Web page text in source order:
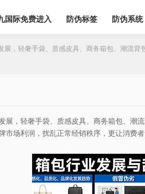
国际免费进入 防伪标签 防伪系统
轻奢手袋、质感皮具、商务箱包、潮流背
，轻奢手袋、质感皮具、商务箱包、潮
场利润，扰乱正常经销秩序，更让消费